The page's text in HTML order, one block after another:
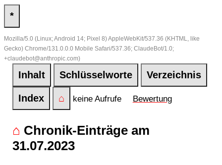
*
Mozilla/5.0 (Linux; Android 14; Pixel 8) AppleWebKit/537.36 (KHTML, like
Gecko) Chrome/131.0.0.0 Mobile Safari/537.36; ClaudeBot/1.0;
+claudebot@anthropic.com)
Inhalt Schlüsselworte Verzeichnis
Index ⌂ keine Aufrufe Bewertung
⌂ Chronik-Einträge am
31.07.2023